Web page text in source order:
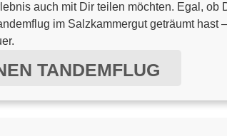
auch mit Dir teilen möchten. Egal, ob
im Salzkammergut geträumt hast
TANDEMFLUG